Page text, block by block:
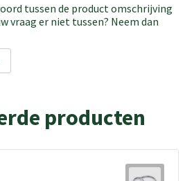
tussen de product omschrijving
vraag er niet tussen? Neem dan
producten